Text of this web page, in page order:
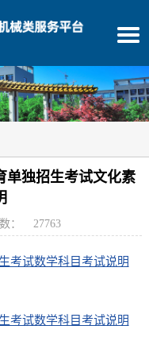
单独招生考试文化素
： 27763
考试数学科目考试说明
考试数学科目考试说明